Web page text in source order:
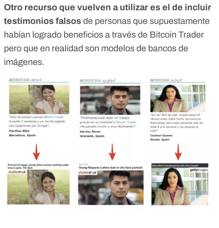
Otro recurso que vuelven a utilizar es el de incluir
testimonios falsos de personas que supuestamente
habían logrado beneficios a través de Bitcoin Trader
pero que en realidad son modelos de bancos de
imágenes.